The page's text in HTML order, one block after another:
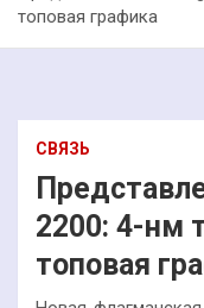
топовая графика
СВЯЗЬ
2200: 4-нм
топовая